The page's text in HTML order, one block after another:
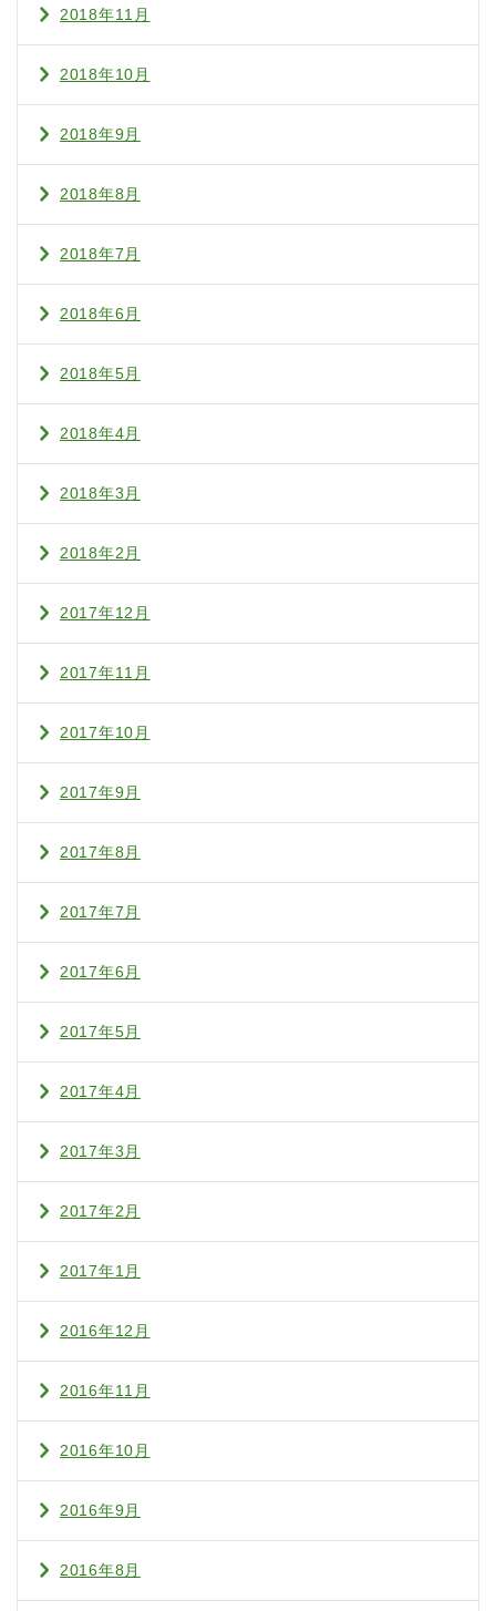
2018年11月
2018年10月
2018年9月
2018年8月
2018年7月
2018年6月
2018年5月
2018年4月
2018年3月
2018年2月
2017年12月
2017年11月
2017年10月
2017年9月
2017年8月
2017年7月
2017年6月
2017年5月
2017年4月
2017年3月
2017年2月
2017年1月
2016年12月
2016年11月
2016年10月
2016年9月
2016年8月